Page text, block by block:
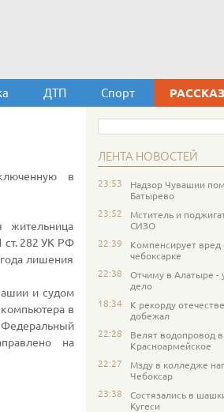
ДТП Спорт
в
жительница
ст. 282 УК РФ
лишения
и судом
в
Федеральный
на
ЛЕНТА НОВОСТЕЙ
23:53
Надзор Чувашии
Батырево
23:52
Мститель и
СИЗО
22:39
Компенсирует вред
чебоксарке
22:38
Отчиму в Алатыре -
дело
18:34
К рекорду
добежал
22:28
Велят водопровод в
Красноармейское
22:27
Мзду в колледже
Чебоксар
23:38
Состязались в
Кугеси